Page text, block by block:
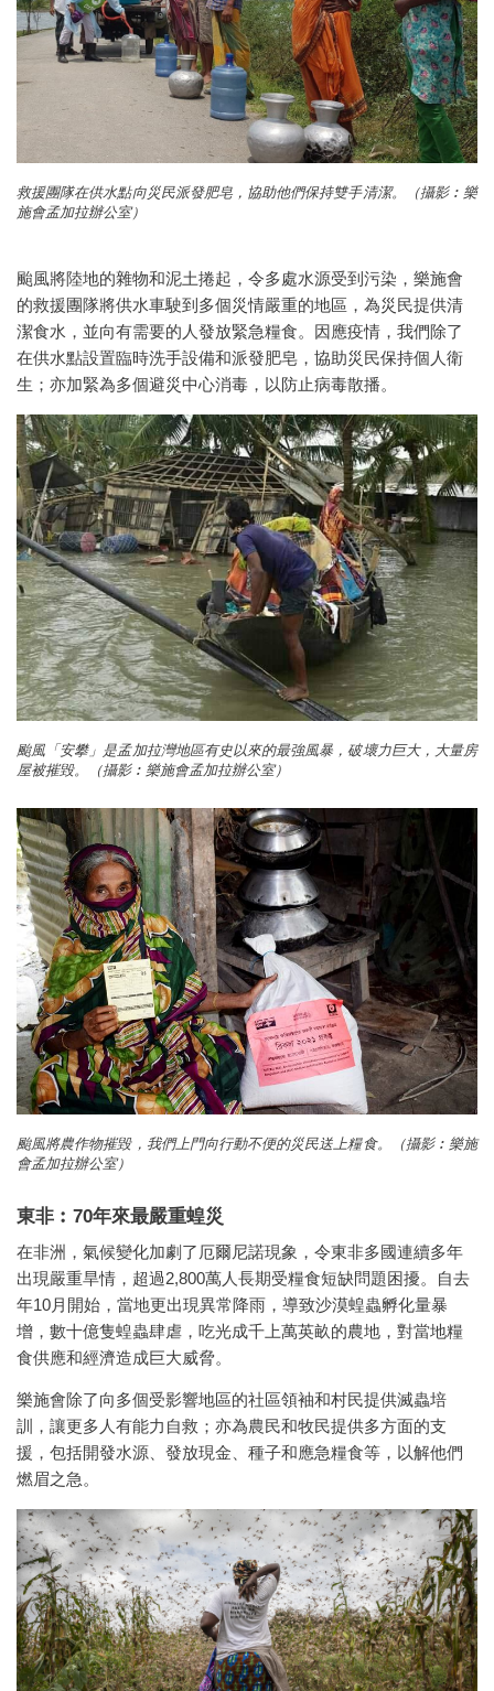
救援團隊在供水點向災民派發肥皂，協助他們保持雙手清潔。（攝影︰樂
施會孟加拉辦公室）
颱風將陸地的雜物和泥土捲起，令多處水源受到污染，樂施會
的救援團隊將供水車駛到多個災情嚴重的地區，為災民提供清
潔食水，並向有需要的人發放緊急糧食。因應疫情，我們除了
在供水點設置臨時洗手設備和派發肥皂，協助災民保持個人衛
生；亦加緊為多個避災中心消毒，以防止病毒散播。
颱風「安攀」是孟加拉灣地區有史以來的最強風暴，破壞力巨大，大量房
屋被摧毀。（攝影︰樂施會孟加拉辦公室）
颱風將農作物摧毀，我們上門向行動不便的災民送上糧食。（攝影︰樂施
會孟加拉辦公室）
東非︰70年來最嚴重蝗災
在非洲，氣候變化加劇了厄爾尼諾現象，令東非多國連續多年
出現嚴重旱情，超過2,800萬人長期受糧食短缺問題困擾。自去
年10月開始，當地更出現異常降雨，導致沙漠蝗蟲孵化量暴
增，數十億隻蝗蟲肆虐，吃光成千上萬英畝的農地，對當地糧
食供應和經濟造成巨大威脅。
樂施會除了向多個受影響地區的社區領袖和村民提供滅蟲培
訓，讓更多人有能力自救；亦為農民和牧民提供多方面的支
援，包括開發水源、發放現金、種子和應急糧食等，以解他們
燃眉之急。